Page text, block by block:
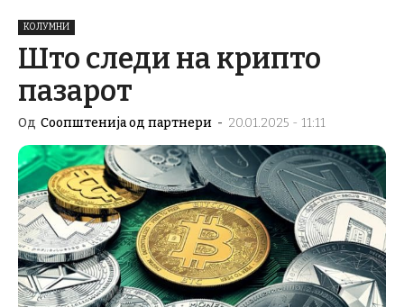
КОЛУМНИ
Што следи на крипто
пазарот
Од Соопштенија од партнери - 20.01.2025 - 11:11